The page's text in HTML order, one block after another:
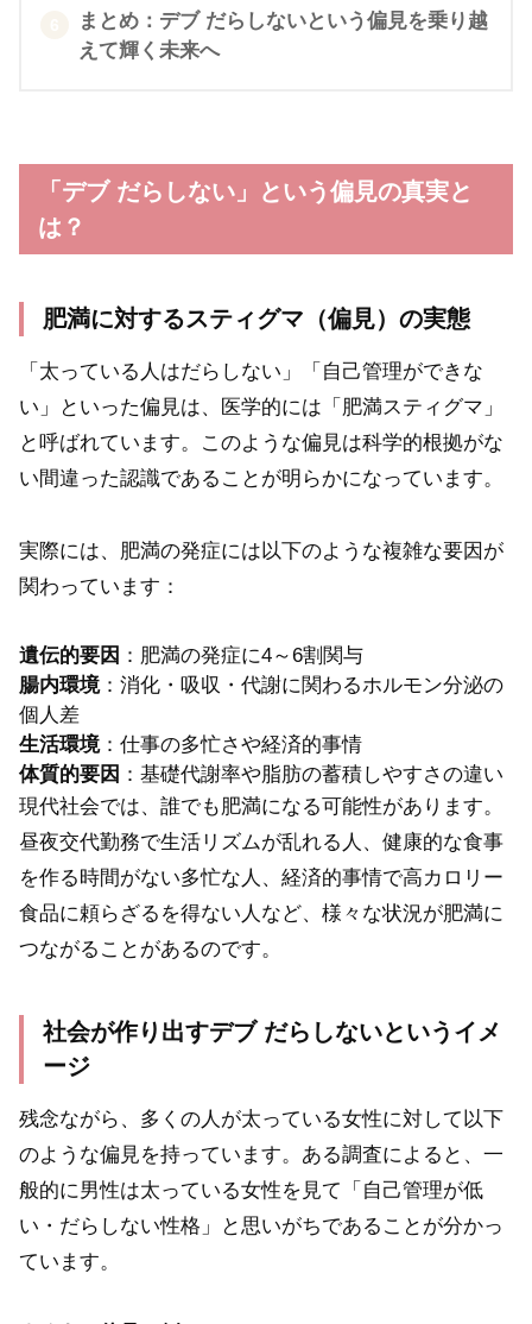
まとめ：デブ だらしないという偏見を乗り越
えて輝く未来へ
「デブ だらしない」という偏見の真実と
は？
肥満に対するスティグマ（偏見）の実態
「太っている人はだらしない」「自己管理ができな
い」といった偏見は、医学的には「肥満スティグマ」
と呼ばれています。このような偏見は科学的根拠がな
い間違った認識であることが明らかになっています。
実際には、肥満の発症には以下のような複雑な要因が
関わっています：
遺伝的要因 ：肥満の発症に4～6割関与
腸内環境：消化・吸収・代謝に関わるホルモン分泌の
個人差
生活環境：仕事の多忙さや経済的事情
体質的要因 ：基礎代謝率や脂肪の蓄積しやすさの違い
現代社会では、誰でも肥満になる可能性があります。
昼夜交代勤務で生活リズムが乱れる人、健康的な食事
を作る時間がない多忙な人、経済的事情で高カロリー
食品に頼らざるを得ない人など、様々な状況が肥満に
つながることがあるのです。
社会が作り出すデブ だらしないというイメ
ージ
残念ながら、多くの人が太っている女性に対して以下
のような偏見を持っています。ある調査によると、一
般的に男性は太っている女性を見て「自己管理が低
い・だらしない性格」と思いがちであることが分かっ
ています。